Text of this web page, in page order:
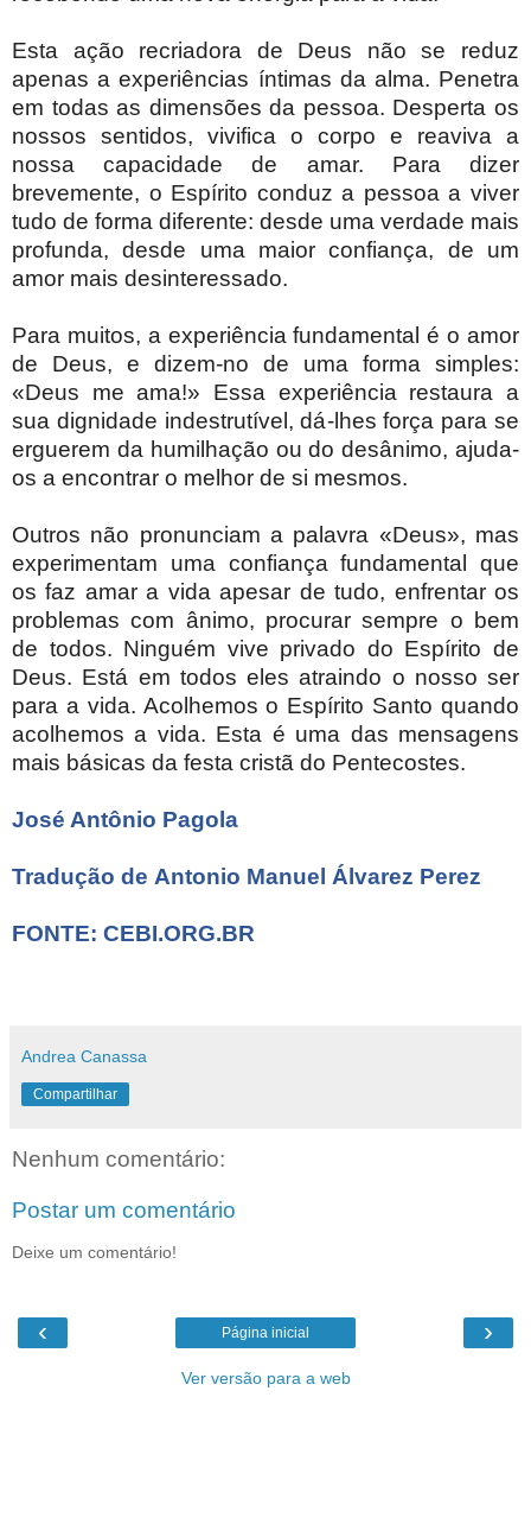
Esta ação recriadora de Deus não se reduz
apenas a experiências íntimas da alma. Penetra
em todas as dimensões da pessoa. Desperta os
nossos sentidos, vivifica o corpo e reaviva a
nossa capacidade de amar. Para dizer
brevemente, o Espírito conduz a pessoa a viver
tudo de forma diferente: desde uma verdade mais
profunda, desde uma maior confiança, de um
amor mais desinteressado.
Para muitos, a experiência fundamental é o amor
de Deus, e dizem-no de uma forma simples:
«Deus me ama!» Essa experiência restaura a
sua dignidade indestrutível, dá-lhes força para se
erguerem da humilhação ou do desânimo, ajuda-
os a encontrar o melhor de si mesmos.
Outros não pronunciam a palavra «Deus», mas
experimentam uma confiança fundamental que
os faz amar a vida apesar de tudo, enfrentar os
problemas com ânimo, procurar sempre o bem
de todos. Ninguém vive privado do Espírito de
Deus. Está em todos eles atraindo o nosso ser
para a vida. Acolhemos o Espírito Santo quando
acolhemos a vida. Esta é uma das mensagens
mais básicas da festa cristã do Pentecostes.
José Antônio Pagola
Tradução de Antonio Manuel Álvarez Perez
FONTE: CEBI.ORG.BR
Andrea Canassa
Compartilhar
Nenhum comentário:
Postar um comentário
Deixe um comentário!
‹ ›
Página inicial
Ver versão para a web